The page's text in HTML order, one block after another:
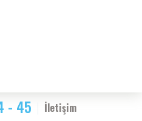
- 45 İletişim